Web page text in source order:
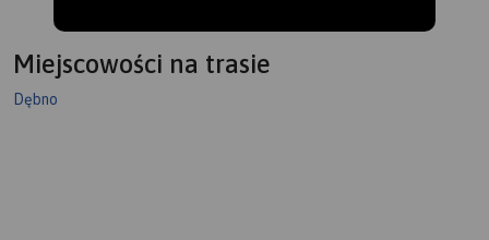
Miejscowości na trasie
Dębno